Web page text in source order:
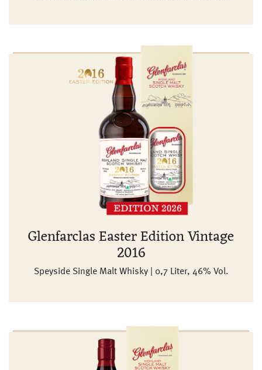
Glenfarclas Easter Edition Vintage
2016
Speyside Single Malt Whisky | 0,7 Liter, 46% Vol.